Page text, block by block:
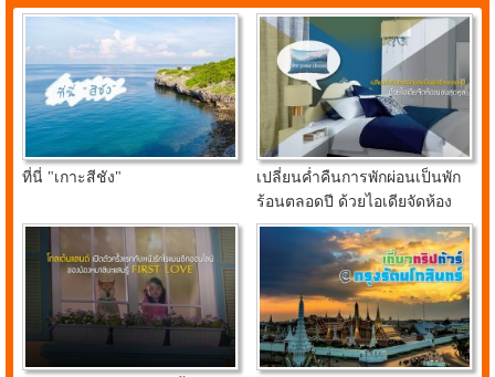
ที่นี่ "เกาะสีชัง"
เปลี่ยนค่ำคืนการพักผ่อนเป็นพัก
ร้อนตลอดปี ด้วยไอเดียจัดห้อง
นอนสุดคูลจาก อินเด็กซ์ ลิฟวิ่ง